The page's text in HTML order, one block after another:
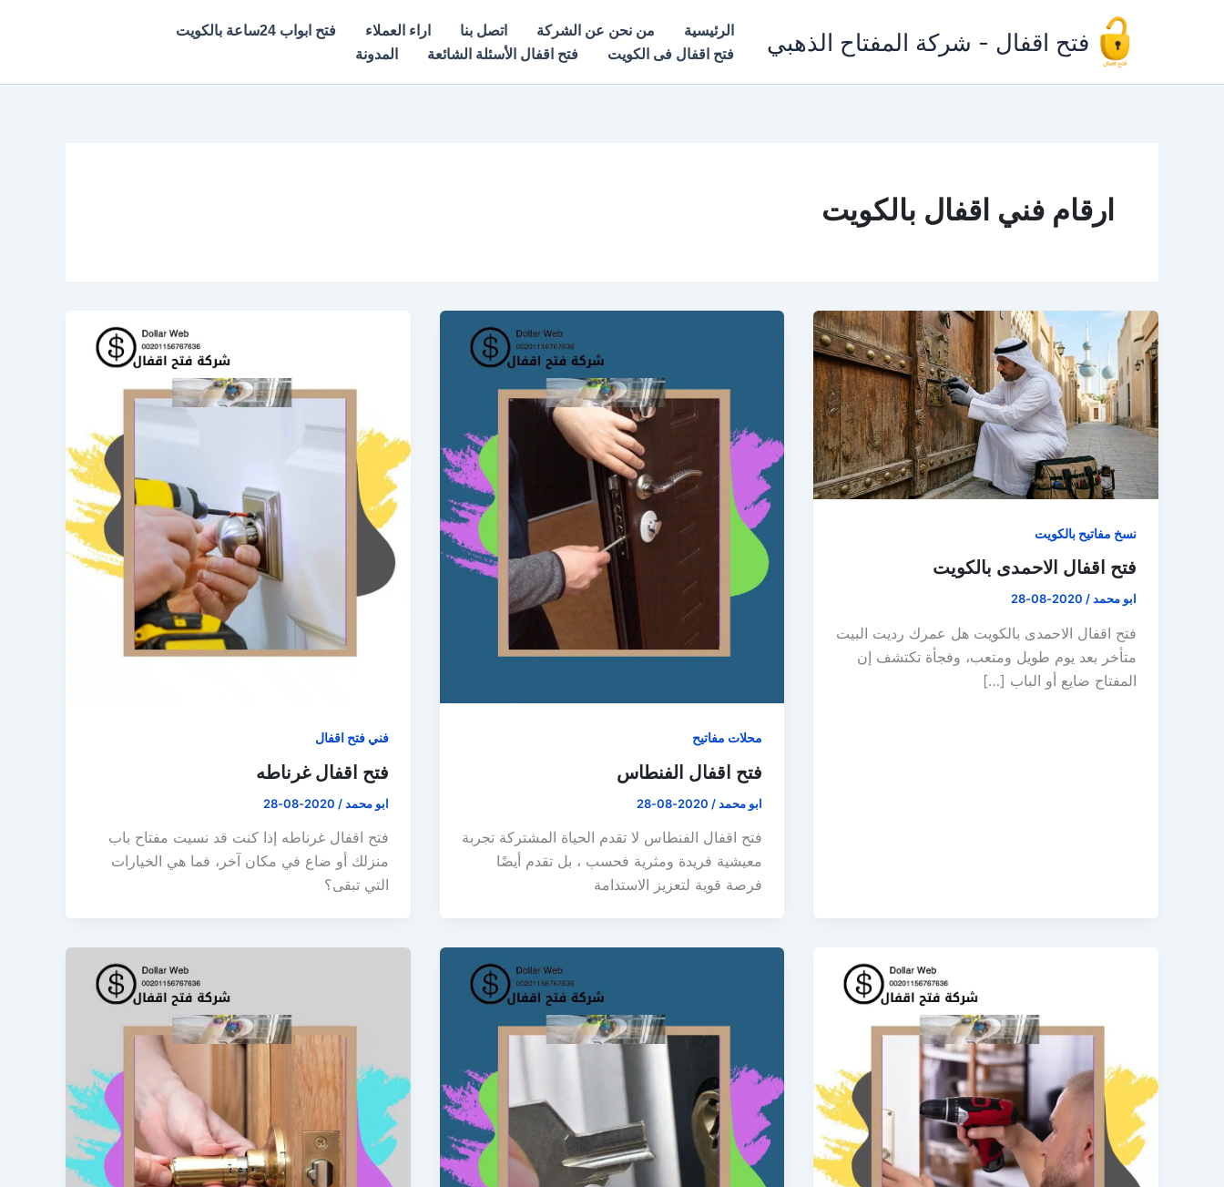
فتح اقفال - شركة المفتاح الذهبي الرئيسية من نحن عن الشركة اتصل بنا اراء العملاء
فتح ابواب 24ساعة بالكويت
فتح اقفال فى الكويت
فتح اقفال الأسئلة الشائعة المدونة
ارقام فني اقفال بالكويت
نسخ مفاتيح بالكويت
فتح اقفال الاحمدى بالكويت
ابو محمد/
2020-08-28
فتح اقفال الاحمدى بالكويت هل عمرك رديت البيت
متأخر بعد يوم طويل ومتعب، وفجأة تكتشف إن
المفتاح ضايع أو الباب […]
محلات مفاتيح
فتح اقفال الفنطاس
ابو محمد/
2020-08-28
فتح اقفال الفنطاس لا تقدم الحياة المشتركة تجربة
معيشية فريدة ومثرية فحسب ، بل تقدم أيضًا
فرصة قوية لتعزيز الاستدامة
فني فتح اقفال
فتح اقفال غرناطه
ابو محمد/
2020-08-28
فتح اقفال غرناطه إذا كنت قد نسيت مفتاح باب
منزلك أو ضاع في مكان آخر، فما هي الخيارات
التي تبقى؟